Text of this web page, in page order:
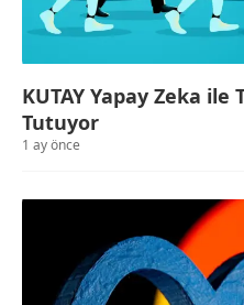
KUTAY Yapay Zeka ile
Tutuyor
1 ay önce